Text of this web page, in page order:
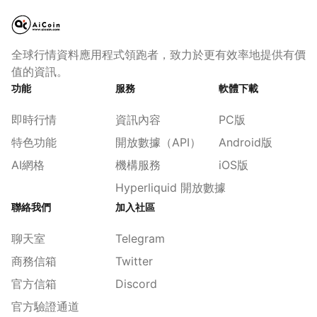
全球行情資料應用程式領跑者，致力於更有效率地提供有價
值的資訊。
功能
即時行情
特色功能
AI網格
服務
資訊內容
開放數據（API）
機構服務
Hyperliquid 開放數據
軟體下載
PC版
Android版
iOS版
聯絡我們
聊天室
商務信箱
官方信箱
官方驗證通道
加入社區
Telegram
Twitter
Discord